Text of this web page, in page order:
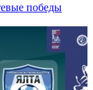
победы